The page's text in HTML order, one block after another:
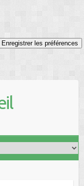
Enregistrer les préférences